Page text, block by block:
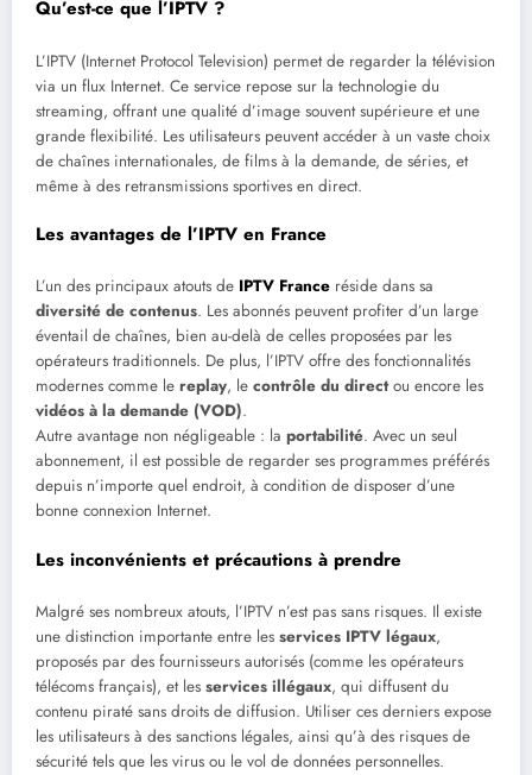
Qu’est-ce que l’IPTV ?
L’IPTV (Internet Protocol Television) permet de regarder la télévision
via un flux Internet. Ce service repose sur la technologie du
streaming, offrant une qualité d’image souvent supérieure et une
grande flexibilité. Les utilisateurs peuvent accéder à un vaste choix
de chaînes internationales, de films à la demande, de séries, et
même à des retransmissions sportives en direct.
Les avantages de l’IPTV en France
L’un des principaux atouts de IPTV France réside dans sa
diversité de contenus. Les abonnés peuvent profiter d’un large
éventail de chaînes, bien au-delà de celles proposées par les
opérateurs traditionnels. De plus, l’IPTV offre des fonctionnalités
modernes comme le replay, le contrôle du directou encore les
vidéos à la demande (VOD).
Autre avantage non négligeable : la portabilité. Avec un seul
abonnement, il est possible de regarder ses programmes préférés
depuis n’importe quel endroit, à condition de disposer d’une
bonne connexion Internet.
Les inconvénients et précautions à prendre
Malgré ses nombreux atouts, l’IPTV n’est pas sans risques. Il existe
une distinction importante entre les services IPTV légaux,
proposés par des fournisseurs autorisés (comme les opérateurs
télécoms français), et les services illégaux, qui diffusent du
contenu piraté sans droits de diffusion. Utiliser ces derniers expose
les utilisateurs à des sanctions légales, ainsi qu’à des risques de
sécurité tels que les virus ou le vol de données personnelles.